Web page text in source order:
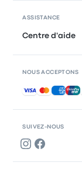
SUIVEZ-NOUS
ASSISTANCE
Centre d'aide
NOUS ACCEPTONS
Paiements